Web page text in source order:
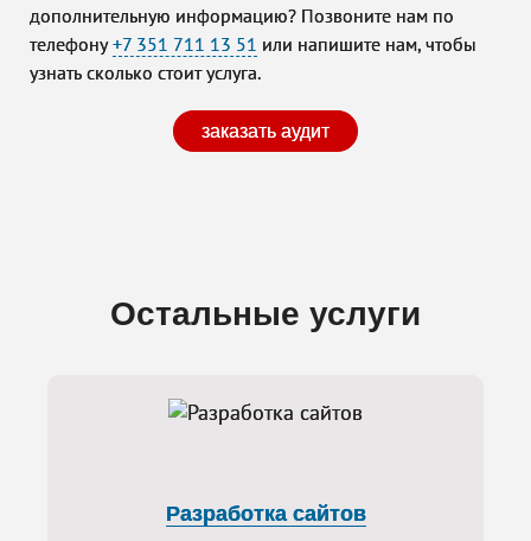
дополнительную информацию? Позвоните нам по
телефону+7 351 711 13 51 или напишите нам, чтобы
узнать сколько стоит услуга.
заказать аудит
Остальные услуги
Разработка сайтов